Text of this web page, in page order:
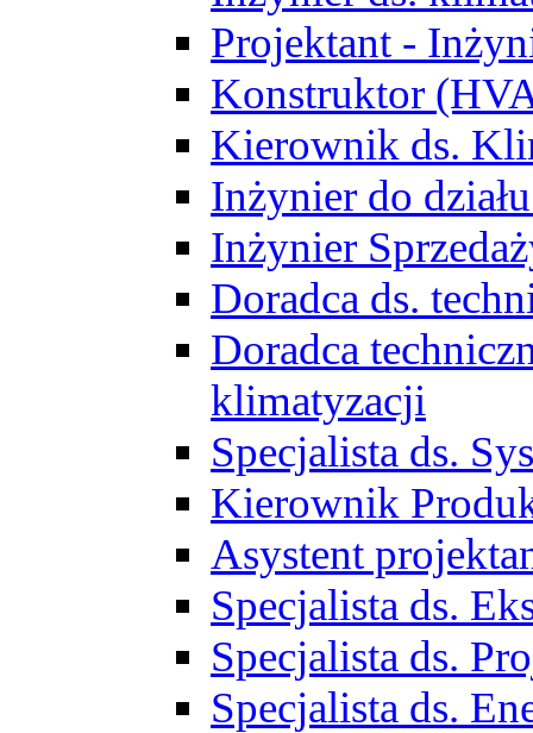
Projektant -
Konstruktor
Kierownik ds.
Inżynier do
Inżynier
Doradca ds.
Doradca
klimatyzacji
Specjalista ds.
Kierownik
Asystent
Specjalista ds.
Specjalista ds.
Specjalista ds.